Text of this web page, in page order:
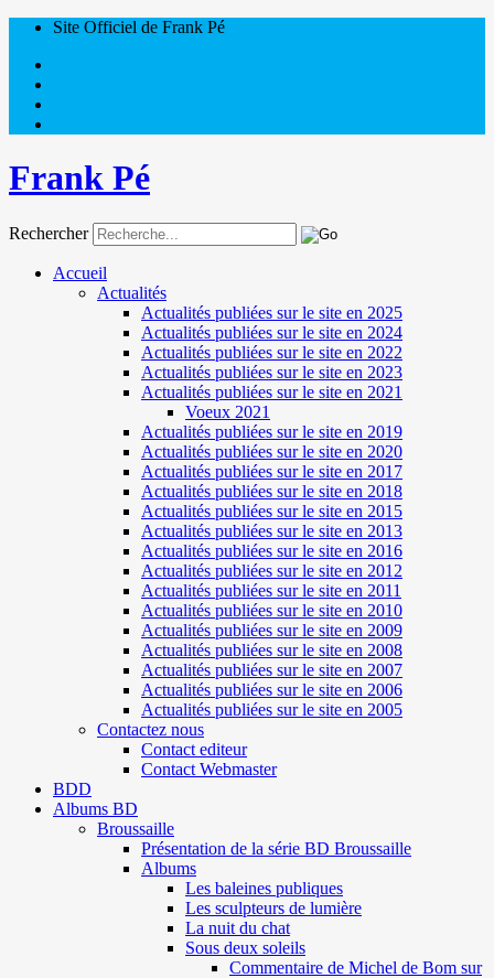
Site Officiel de Frank Pé
Frank Pé
Rechercher
Accueil
Actualités
Actualités publiées sur le site en 2025
Actualités publiées sur le site en 2024
Actualités publiées sur le site en 2022
Actualités publiées sur le site en 2023
Actualités publiées sur le site en 2021
Voeux 2021
Actualités publiées sur le site en 2019
Actualités publiées sur le site en 2020
Actualités publiées sur le site en 2017
Actualités publiées sur le site en 2018
Actualités publiées sur le site en 2015
Actualités publiées sur le site en 2013
Actualités publiées sur le site en 2016
Actualités publiées sur le site en 2012
Actualités publiées sur le site en 2011
Actualités publiées sur le site en 2010
Actualités publiées sur le site en 2009
Actualités publiées sur le site en 2008
Actualités publiées sur le site en 2007
Actualités publiées sur le site en 2006
Actualités publiées sur le site en 2005
Contactez nous
Contact editeur
Contact Webmaster
BDD
Albums BD
Broussaille
Présentation de la série BD Broussaille
Albums
Les baleines publiques
Les sculpteurs de lumière
La nuit du chat
Sous deux soleils
Commentaire de Michel de Bom sur